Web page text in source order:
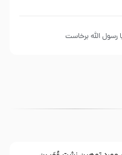
رسول اللّه برخاست